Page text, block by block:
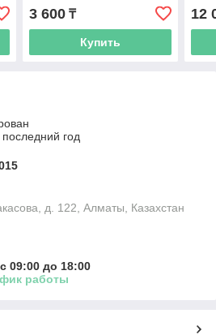
3 600₸
Купить
12
год
д. 122, Алматы, Казахстан
09:00 до 18:00
работы